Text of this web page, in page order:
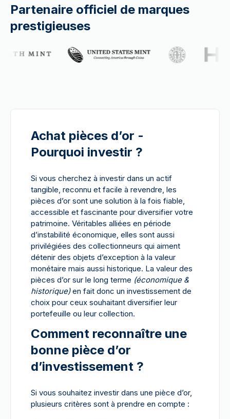
Partenaire officiel de marques
prestigieuses
Achat pièces d’or -
Pourquoi investir ?
Si vous cherchez à investir dans un actif
tangible, reconnu et facile à revendre, les
pièces d’or sont une solution à la fois fiable,
accessible et fascinante pour diversifier votre
patrimoine. Véritables alliées en période
d’instabilité économique, elles sont aussi
privilégiées des collectionneurs qui aiment
détenir des objets d’exception à la valeur
monétaire mais aussi historique. La valeur des
pièces d’or sur le long terme (économique &
historique)en fait donc un investissement de
choix pour ceux souhaitant diversifier leur
portefeuille ou leur collection.
Comment reconnaître une
bonne pièce d’or
d’investissement ?
Si vous souhaitez investir dans une pièce d’or,
plusieurs critères sont à prendre en compte :